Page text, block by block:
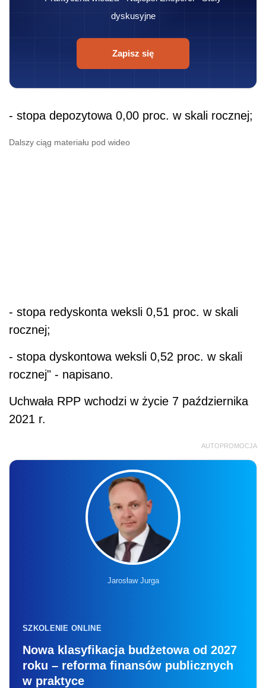
dyskusyjne
Zapisz się
- stopa depozytowa 0,00 proc. w skali rocznej;
Dalszy ciąg materiału pod wideo
- stopa redyskonta weksli 0,51 proc. w skali
rocznej;
- stopa dyskontowa weksli 0,52 proc. w skali
rocznej" - napisano.
Uchwała RPP wchodzi w życie 7 października
2021 r.
AUTOPROMOCJA
Jarosław Jurga
SZKOLENIE ONLINE
Nowa klasyfikacja budżetowa od 2027
roku – reforma finansów publicznych
w praktyce